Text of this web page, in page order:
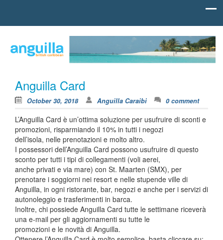
Skip to content
Anguilla
british
carribean
Anguilla Card
October 30, 2018 Anguilla Caraibi 0 comment
L’Anguilla Card è un’ottima soluzione per usufruire di sconti e
promozioni, risparmiando il 10% in tutti i negozi
dell’isola, nelle prenotazioni e molto altro.
I possessori dell’Anguilla Card possono usufruire di questo
sconto per tutti i tipi di collegamenti (voli aerei,
anche privati e via mare) con St. Maarten (SMX), per
prenotare i soggiorni nei resort e nelle stupende ville di
Anguilla, in ogni ristorante, bar, negozi e anche per i servizi di
autonoleggio e trasferimenti in barca.
Inoltre, chi possiede Anguilla Card tutte le settimane riceverà
una e-mail per gli aggiornamenti su tutte le
promozioni e le novità di Anguilla.